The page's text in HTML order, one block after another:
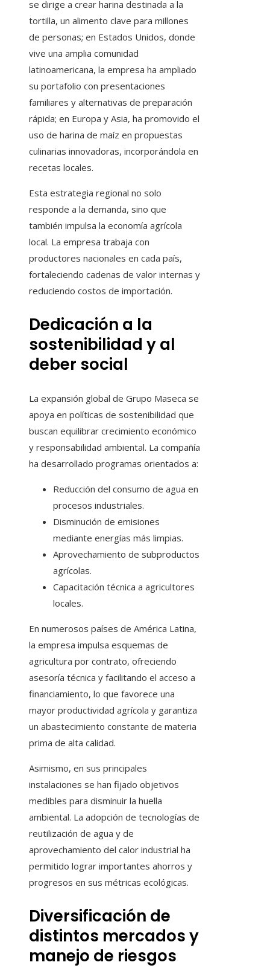
se dirige a crear harina destinada a la
tortilla, un alimento clave para millones
de personas; en Estados Unidos, donde
vive una amplia comunidad
latinoamericana, la empresa ha ampliado
su portafolio con presentaciones
familiares y alternativas de preparación
rápida; en Europa y Asia, ha promovido el
uso de harina de maíz en propuestas
culinarias innovadoras, incorporándola en
recetas locales.
Esta estrategia regional no solo
responde a la demanda, sino que
también impulsa la economía agrícola
local. La empresa trabaja con
productores nacionales en cada país,
fortaleciendo cadenas de valor internas y
reduciendo costos de importación.
Dedicación a la
sostenibilidad y al
deber social
La expansión global de Grupo Maseca se
apoya en políticas de sostenibilidad que
buscan equilibrar crecimiento económico
y responsabilidad ambiental. La compañía
ha desarrollado programas orientados a:
Reducción del consumo de agua en
procesos industriales.
Disminución de emisiones
mediante energías más limpias.
Aprovechamiento de subproductos
agrícolas.
Capacitación técnica a agricultores
locales.
En numerosos países de América Latina,
la empresa impulsa esquemas de
agricultura por contrato, ofreciendo
asesoría técnica y facilitando el acceso a
financiamiento, lo que favorece una
mayor productividad agrícola y garantiza
un abastecimiento constante de materia
prima de alta calidad.
Asimismo, en sus principales
instalaciones se han fijado objetivos
medibles para disminuir la huella
ambiental. La adopción de tecnologías de
reutilización de agua y de
aprovechamiento del calor industrial ha
permitido lograr importantes ahorros y
progresos en sus métricas ecológicas.
Diversificación de
distintos mercados y
manejo de riesgos